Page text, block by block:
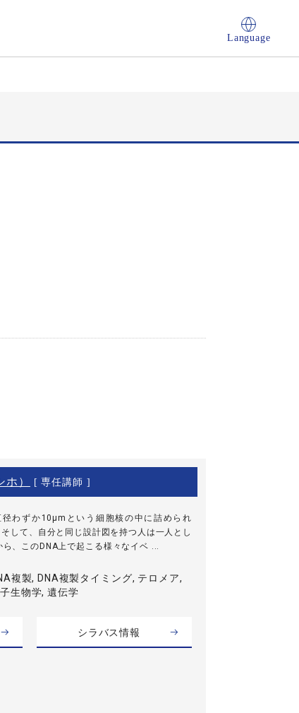
Language
） [ 専任講師 ]
わずか10µmという細胞核の中に詰められ
して、自分と同じ設計図を持つ人は一人とし
、このDNA上で起こる様々なイベ ...
複製, DNA複製タイミング, テロメア,
生物学, 遺伝学
シラバス情報